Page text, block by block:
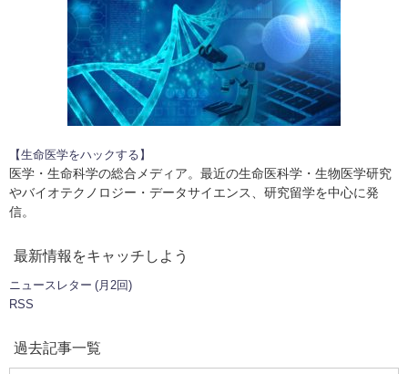
【生命医学をハックする】
医学・生命科学の総合メディア。最近の生命医科学・生物医学研究
やバイオテクノロジー・データサイエンス、研究留学を中心に発
信。
最新情報をキャッチしよう
ニュースレター (月2回)
RSS
過去記事一覧